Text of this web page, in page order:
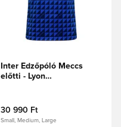
Inter Edzőpóló Meccs
előtti - Lyon
30 990 Ft
Small, Medium, Large